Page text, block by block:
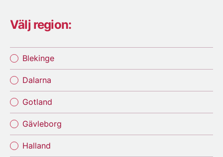
Välj region:
Blekinge
Dalarna
Gotland
Gävleborg
Halland